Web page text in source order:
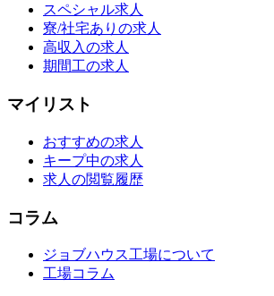
スペシャル求人
寮/社宅ありの求人
高収入の求人
期間工の求人
マイリスト
おすすめの求人
キープ中の求人
求人の閲覧履歴
コラム
ジョブハウス工場について
工場コラム